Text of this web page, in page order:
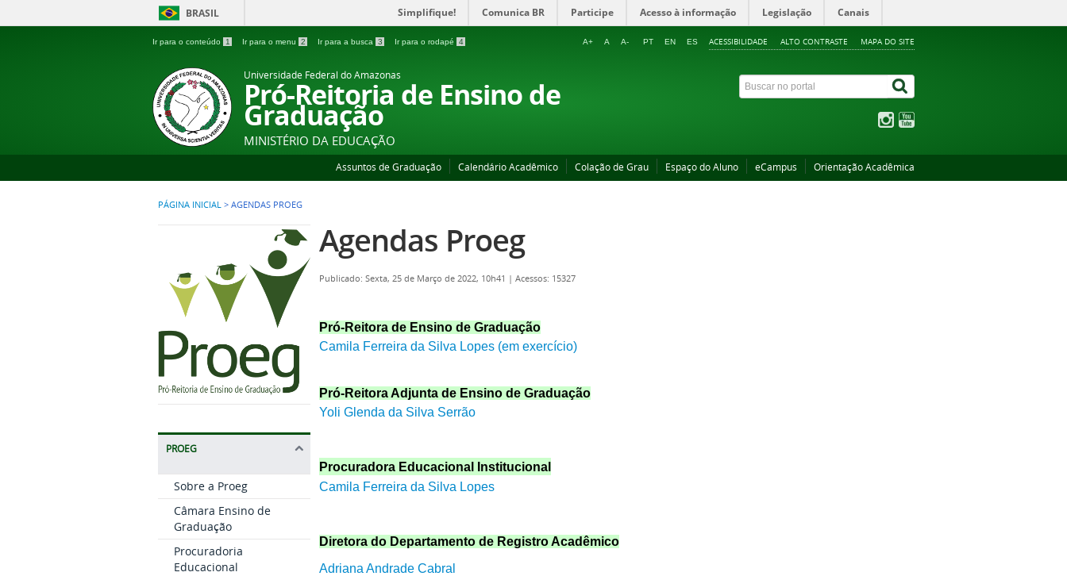
BRASIL Simplifique! Comunica BR Participe Acesso à informação Legislação Canais
Ir para o conteúdo 1 Ir para o menu 2 Ir para a busca 3 Ir para o rodapé 4 ACESSIBILIDADE ALTO CONTRASTE MAPA DO SITE
A+ A A- PT EN ES
Universidade Federal do Amazonas
Pró-Reitoria de Ensino de
Graduação
MINISTÉRIO DA EDUCAÇÃO
Assuntos de Graduação Calendário Acadêmico Colação de Grau Espaço do Aluno eCampus Orientação Acadêmica
PÁGINA INICIAL > AGENDAS PROEG
PROEG
Sobre a Proeg
Câmara Ensino de
Graduação
Procuradoria
Educacional
Agendas Proeg
Publicado: Sexta, 25 de Março de 2022, 10h41 | Acessos: 15327
Pró-Reitora de Ensino de Graduação
Camila Ferreira da Silva Lopes (em exercício)
Pró-Reitora Adjunta de Ensino de Graduação
Yoli Glenda da Silva Serrão
Procuradora Educacional Institucional
Camila Ferreira da Silva Lopes
Diretora do Departamento de Registro Acadêmico
Adriana Andrade Cabral